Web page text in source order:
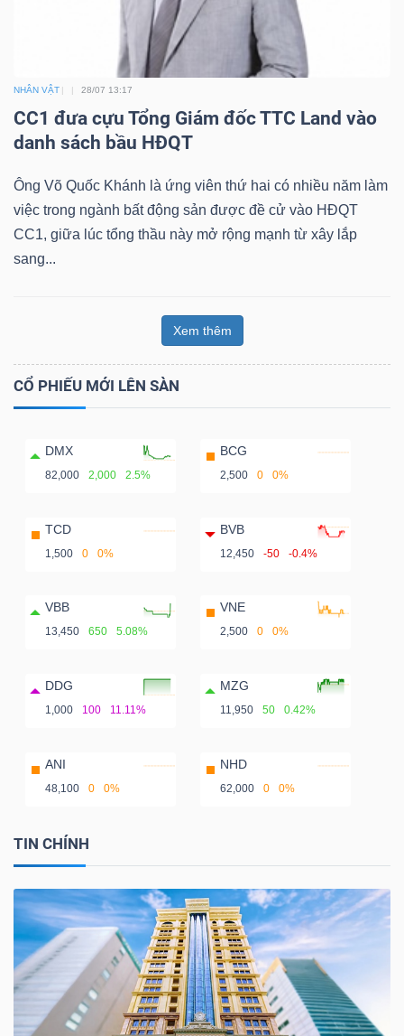
NHÂN VẬT 28/07 13:17
CC1 đưa cựu Tổng Giám đốc TTC Land vào
danh sách bầu HĐQT
Ông Võ Quốc Khánh là ứng viên thứ hai có nhiều năm làm
việc trong ngành bất động sản được đề cử vào HĐQT
CC1, giữa lúc tổng thầu này mở rộng mạnh từ xây lắp
sang...
Xem thêm
CỔ PHIẾU MỚI LÊN SÀN
DMX
82,000 2,000 2.5%
BCG
2,500 0 0%
TCD
1,500 0 0%
BVB
12,450 -50 -0.4%
VBB
13,450 650 5.08%
VNE
2,500 0 0%
DDG
1,000 100 11.11%
MZG
11,950 50 0.42%
ANI
48,100 0 0%
NHD
62,000 0 0%
TIN CHÍNH